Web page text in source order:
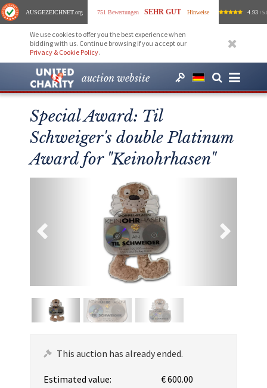
AUSGEZEICHNET.org 751 Bewertungen SEHR GUT Hinweise 4.93 /
We use cookies to offer you the best experience when
bidding with us. Continue browsing if you accept our
Privacy & Cookie Policy.
auction website
Special Award: Til
Schweiger's double Platinum
Award for "Keinohrhasen"
This auction has already ended.
Estimated value:
€ 600.00